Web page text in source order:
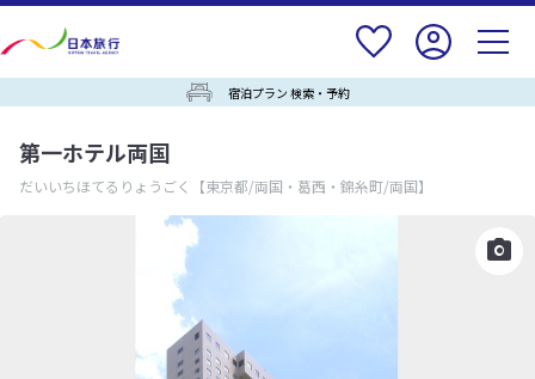
宿泊プラン 検索・予約
第一ホテル両国
だいいちほてるりょうごく 【東京都/両国・葛西・錦糸町/両国】